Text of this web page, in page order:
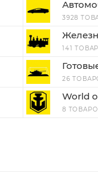
3928
141 ТОВАР
26
World
8